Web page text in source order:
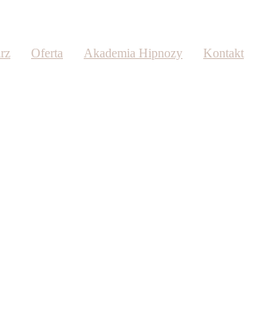
Oferta Akademia Hipnozy Kontakt